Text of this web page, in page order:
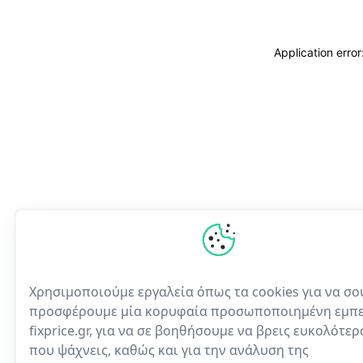
Application
Χρησιμοποιούμε εργαλεία όπως τα cookies για να
προσφέρουμε μία κορυφαία προσωποποιημένη
fixprice.gr, για να σε βοηθήσουμε να βρεις
που ψάχνεις, καθώς και για την ανάλυση της